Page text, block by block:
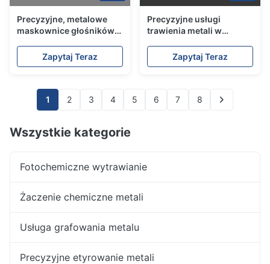
Precyzyjne, metalowe
maskownice głośników
przemysłu
motoryzacyjnego
Zapytaj Teraz
Precyzyjne usługi
trawienia metali w
dla zamówień
wielkoseryjnych
Zapytaj Teraz
1 2 3 4 5 6 7 8
Wszystkie kategorie
Fotochemiczne wytrawianie
Żaczenie chemiczne metali
Usługa grafowania metalu
Precyzyjne etyrowanie metali